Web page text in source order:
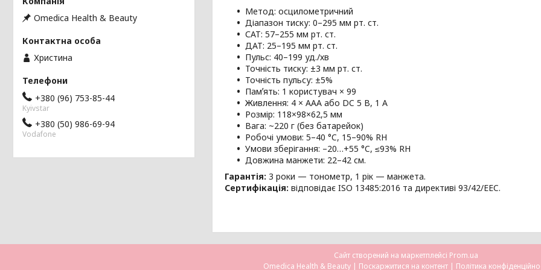
Метод: осцилометричний
Діапазон тиску: 0–295 мм рт. ст.
САТ: 57–255 мм рт. ст.
ДАТ: 25–195 мм рт. ст.
Пульс: 40–199 уд./хв
Точність тиску: ±3 мм рт. ст.
Точність пульсу: ±5%
Памʼять: 1 користувач × 99
Живлення: 4 × AAA або DC 5 В, 1 А
Розмір: 118×98×62,5 мм
Вага: ~220 г (без батарейок)
Робочі умови: 5–40 °C, 15–90% RH
Умови зберігання: –20…+55 °C, ≤93% RH
Довжина манжети: 22–42 см.
Гарантія: 3 роки — тонометр, 1 рік — манжета.
Сертифікація: відповідає ISO 13485:2016 та директиві 93/42/EEC.
Omedica Health & Beauty
Христина
+380 (96) 753-85-44
Kyivstar
+380 (50) 986-69-94
Vodafone
Сайт створений на маркетплейсі Prom.ua
Omedica Health & Beauty | Поскаржитися на контент | Політика